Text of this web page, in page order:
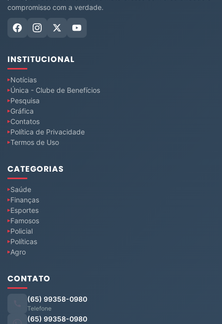
compromisso com a verdade.
INSTITUCIONAL
Notícias
Única - Clube de Benefícios
Pesquisa
Gráfica
Contatos
Política de Privacidade
Termos de Uso
CATEGORIAS
Saúde
Finanças
Esportes
Famosos
Policial
Políticas
Agro
CONTATO
(65) 99358-0980
Telefone
(65) 99358-0980